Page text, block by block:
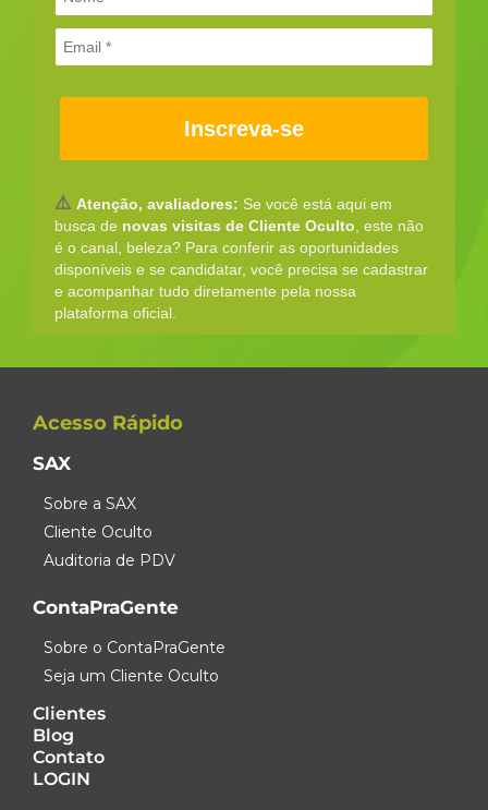
Inscreva-se
⚠️ Atenção, avaliadores: Se você está aqui em
busca de novas visitas de Cliente Oculto , este não
é o canal, beleza? Para conferir as oportunidades
disponíveis e se candidatar, você precisa se cadastrar
e acompanhar tudo diretamente pela nossa
plataforma oficial.
Acesso Rápido
SAX
Sobre a SAX
Cliente Oculto
Auditoria de PDV
ContaPraGente
Sobre o ContaPraGente
Seja um Cliente Oculto
Clientes
Blog
Contato
LOGIN